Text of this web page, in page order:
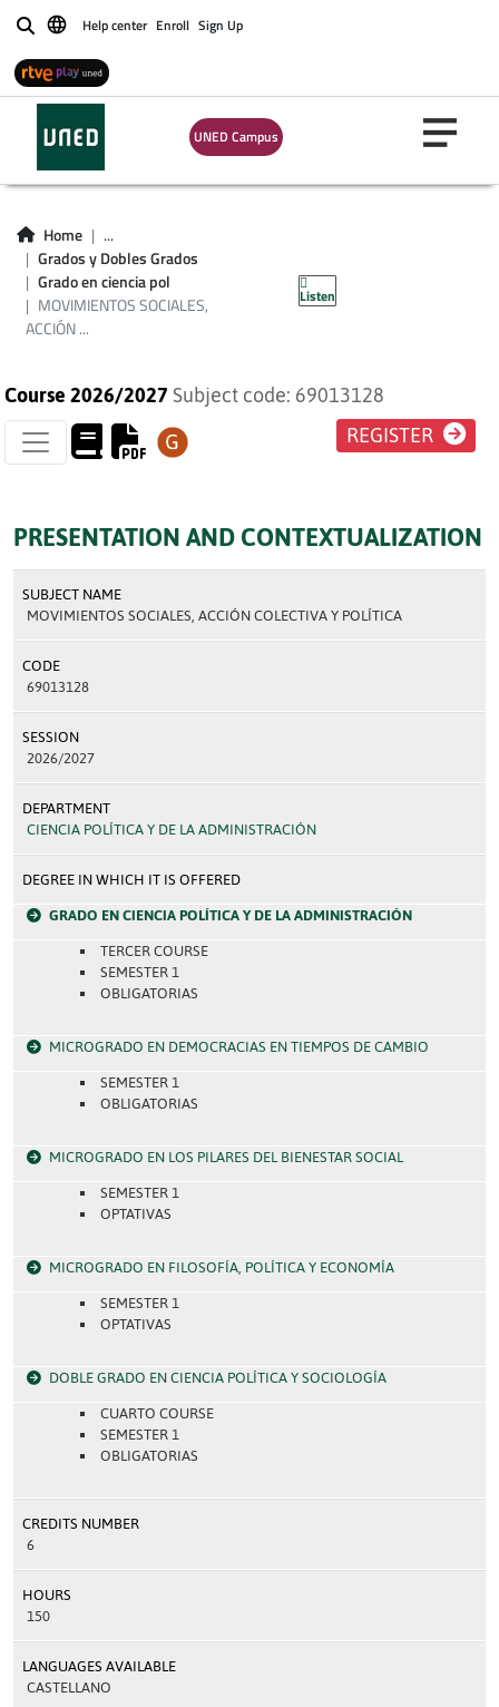
BuscarHelp center Enroll Sign Up
UNED Campus
Home
...
Grados y Dobles Grados
Grado en ciencia pol
MOVIMIENTOS SOCIALES,
ACCIÓN ...
Listen
MOVIMIENTOS
SOCIALES, ACCIÓN
COLECTIVA Y
POLÍTICA
Course 2026/2027 Subject code: 69013128
REGISTER
PRESENTATION AND CONTEXTUALIZATION
SUBJECT NAME
MOVIMIENTOS SOCIALES, ACCIÓN COLECTIVA Y POLÍTICA
CODE
69013128
SESSION
2026/2027
DEPARTMENT
CIENCIA POLÍTICA Y DE LA ADMINISTRACIÓN
DEGREE IN WHICH IT IS OFFERED
GRADO EN CIENCIA POLÍTICA Y DE LA ADMINISTRACIÓN
TERCER COURSE
SEMESTER 1
OBLIGATORIAS
MICROGRADO EN DEMOCRACIAS EN TIEMPOS DE CAMBIO
SEMESTER 1
OBLIGATORIAS
MICROGRADO EN LOS PILARES DEL BIENESTAR SOCIAL
SEMESTER 1
OPTATIVAS
MICROGRADO EN FILOSOFÍA, POLÍTICA Y ECONOMÍA
SEMESTER 1
OPTATIVAS
DOBLE GRADO EN CIENCIA POLÍTICA Y SOCIOLOGÍA
CUARTO COURSE
SEMESTER 1
OBLIGATORIAS
CREDITS NUMBER
6
HOURS
150
LANGUAGES AVAILABLE
CASTELLANO